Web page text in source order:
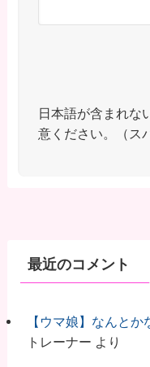
日本語が含まれな
意ください。（ス
最近のコメント
【ウマ娘】なんと
トレーナー より